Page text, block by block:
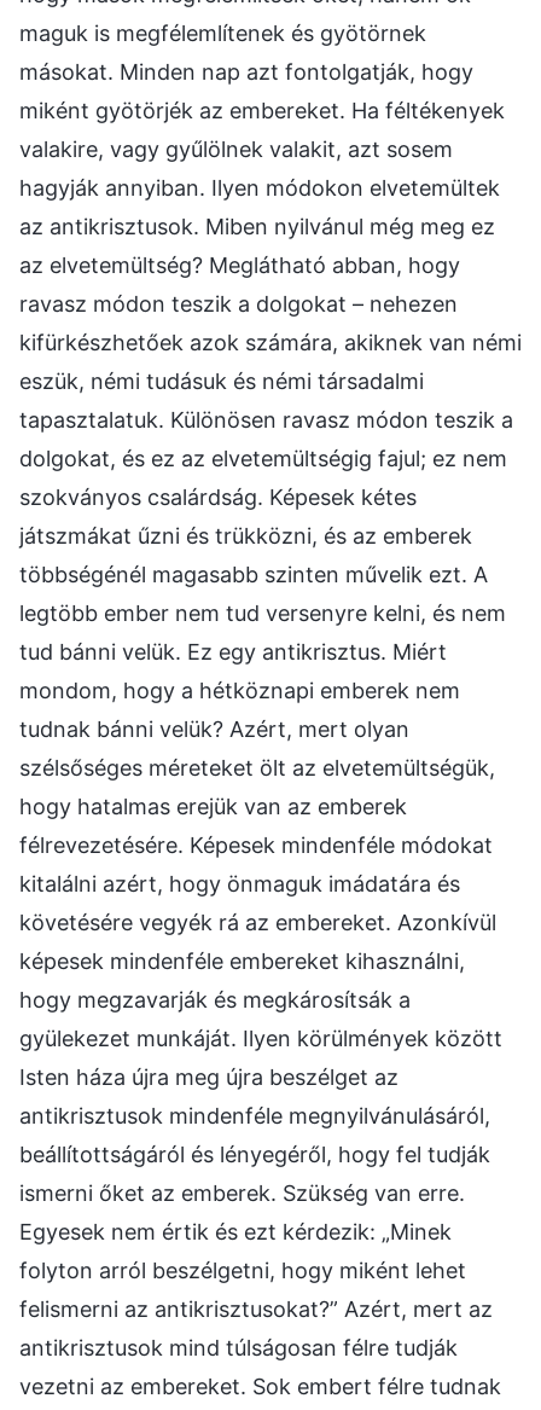
maguk is megfélemlítenek és gyötörnek
másokat. Minden nap azt fontolgatják, hogy
miként gyötörjék az embereket. Ha féltékenyek
valakire, vagy gyűlölnek valakit, azt sosem
hagyják annyiban. Ilyen módokon elvetemültek
az antikrisztusok. Miben nyilvánul még meg ez
az elvetemültség? Meglátható abban, hogy
ravasz módon teszik a dolgokat – nehezen
kifürkészhetőek azok számára, akiknek van némi
eszük, némi tudásuk és némi társadalmi
tapasztalatuk. Különösen ravasz módon teszik a
dolgokat, és ez az elvetemültségig fajul; ez nem
szokványos csalárdság. Képesek kétes
játszmákat űzni és trükközni, és az emberek
többségénél magasabb szinten művelik ezt. A
legtöbb ember nem tud versenyre kelni, és nem
tud bánni velük. Ez egy antikrisztus. Miért
mondom, hogy a hétköznapi emberek nem
tudnak bánni velük? Azért, mert olyan
szélsőséges méreteket ölt az elvetemültségük,
hogy hatalmas erejük van az emberek
félrevezetésére. Képesek mindenféle módokat
kitalálni azért, hogy önmaguk imádatára és
követésére vegyék rá az embereket. Azonkívül
képesek mindenféle embereket kihasználni,
hogy megzavarják és megkárosítsák a
gyülekezet munkáját. Ilyen körülmények között
Isten háza újra meg újra beszélget az
antikrisztusok mindenféle megnyilvánulásáról,
beállítottságáról és lényegéről, hogy fel tudják
ismerni őket az emberek. Szükség van erre.
Egyesek nem értik és ezt kérdezik: „Minek
folyton arról beszélgetni, hogy miként lehet
felismerni az antikrisztusokat?” Azért, mert az
antikrisztusok mind túlságosan félre tudják
vezetni az embereket. Sok embert félre tudnak